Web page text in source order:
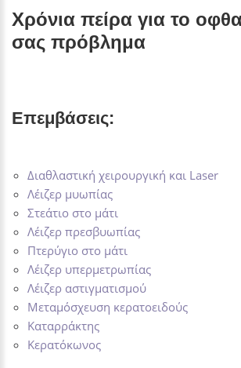
Χρόνια πείρα για το
σας πρόβλημα
Επεμβάσεις:
Διαθλαστική χειρουργική και Laser
Λέιζερ μυωπίας
Στεάτιο στο μάτι
Λέιζερ πρεσβυωπίας
Πτερύγιο στο μάτι
Λέιζερ υπερμετρωπίας
Λέιζερ αστιγματισμού
Μεταμόσχευση κερατοειδούς
Καταρράκτης
Κερατόκωνος